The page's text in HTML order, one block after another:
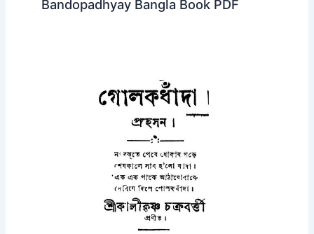
Bandopadhyay Bangla Book PDF